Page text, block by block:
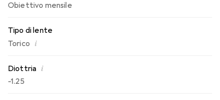
Obiettivo mensile
Tipo di lente
Torico i
Diottria i
-1.25